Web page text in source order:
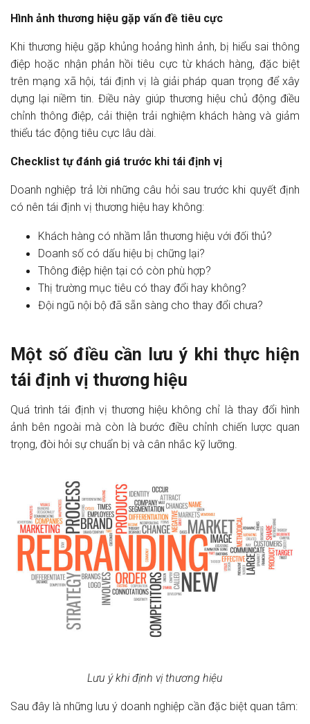
Hình ảnh thương hiệu gặp vấn đề tiêu cực
Khi thương hiệu gặp khủng hoảng hình ảnh, bị hiểu sai thông
điệp hoặc nhận phản hồi tiêu cực từ khách hàng, đặc biệt
trên mạng xã hội, tái định vị là giải pháp quan trọng để xây
dựng lại niềm tin. Điều này giúp thương hiệu chủ động điều
chỉnh thông điệp, cải thiện trải nghiệm khách hàng và giảm
thiểu tác động tiêu cực lâu dài.
Checklist tự đánh giá trước khi tái định vị
Doanh nghiệp trả lời những câu hỏi sau trước khi quyết định
có nên tái định vị thương hiệu hay không:
Khách hàng có nhầm lẫn thương hiệu với đối thủ?
Doanh số có dấu hiệu bị chững lại?
Thông điệp hiện tại có còn phù hợp?
Thị trường mục tiêu có thay đổi hay không?
Đội ngũ nội bộ đã sẵn sàng cho thay đổi chưa?
Một số điều cần lưu ý khi thực hiện
tái định vị thương hiệu
Quá trình tái định vị thương hiệu không chỉ là thay đổi hình
ảnh bên ngoài mà còn là bước điều chỉnh chiến lược quan
trọng, đòi hỏi sự chuẩn bị và cân nhắc kỹ lưỡng.
Lưu ý khi định vị thương hiệu
Sau đây là những lưu ý doanh nghiệp cần đặc biệt quan tâm: